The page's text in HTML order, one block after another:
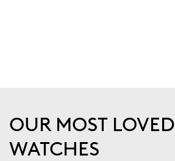
OUR MOST LOVED
WATCHES